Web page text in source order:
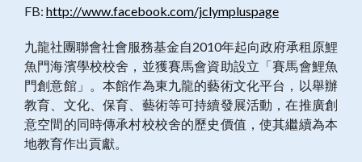
FB: http://www.facebook.com/jclympluspage
九龍社團聯會社會服務基金自2010年起向政府承租原鯉
魚門海濱學校校舍，並獲賽馬會資助設立「賽馬會鯉魚
門創意館」。本館作為東九龍的藝術文化平台，以舉辦
教育、文化、保育、藝術等可持續發展活動，在推廣創
意空間的同時傳承村校校舍的歷史價值，使其繼續為本
地教育作出貢獻。